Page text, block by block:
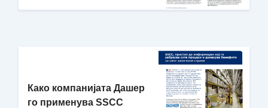
Како компанијата Дашер
го применува SSCC